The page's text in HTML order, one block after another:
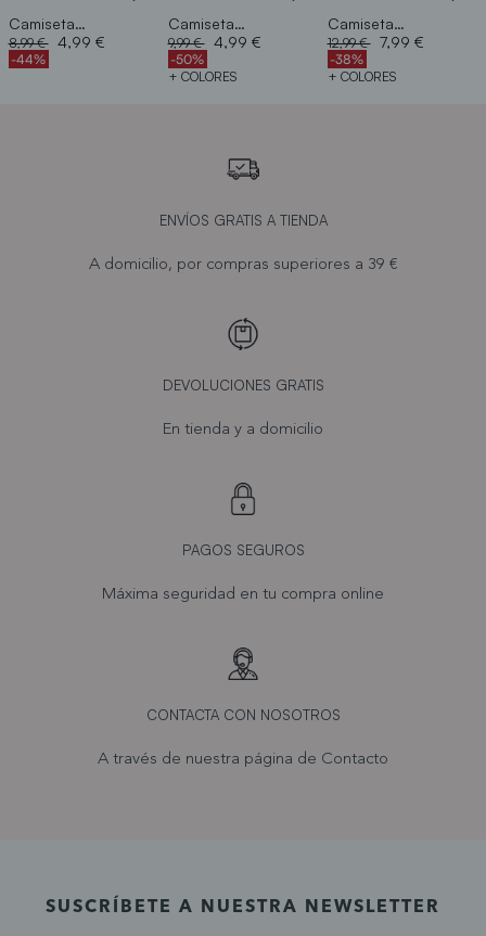
Camiseta canale
Price reduced from
8,99 €to4,99 €
-44%
Camiseta tirante ancho
Price reduced from
9,99 €to4,99 €
-50%
+ COLORES
Camiseta crinkle vivo puntilla
Price reduced from
12,99 €to7,99 €
-38%
+ COLORES
ENVÍOS GRATIS A TIENDA
A domicilio, por compras superiores a 39 €
DEVOLUCIONES GRATIS
En tienda y a domicilio
PAGOS SEGUROS
Máxima seguridad en tu compra online
CONTACTA CON NOSOTROS
A través de nuestra página de Contacto
SUSCRÍBETE A NUESTRA NEWSLETTER